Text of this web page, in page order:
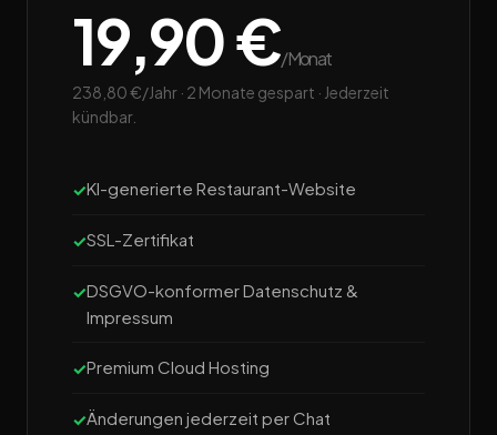
19,90 €/Monat
238,80 €/Jahr · 2 Monate gespart · Jederzeit
kündbar.
KI-generierte Restaurant-Website
SSL-Zertifikat
DSGVO-konformer Datenschutz &
Impressum
Premium Cloud Hosting
Änderungen jederzeit per Chat